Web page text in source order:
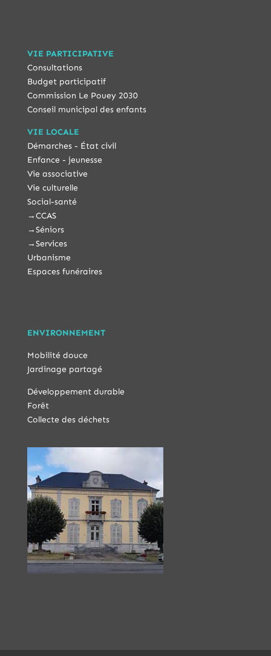
VIE PARTICIPATIVE
Consultations
Budget participatif
Commission Le Pouey 2030
Conseil municipal des enfants
VIE LOCALE
Démarches - État civil
Enfance - jeunesse
Vie associative
Vie culturelle
Social-santé
→CCAS
→Séniors
→Services
Urbanisme
Espaces funéraires
ENVIRONNEMENT
Mobilité douce
Jardinage partagé
Développement durable
Forêt
Collecte des déchets